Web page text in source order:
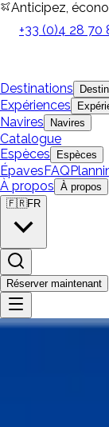
Anticipez,
+33 (0)4 28 70
Destinations
Expériences
Navires Navires
Catalogue
Espèces
Espèces
ÉpavesFAQ
À propos À propos
🇫🇷FR
Réserver maintenant